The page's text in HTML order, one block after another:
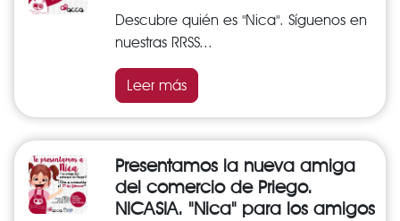
Descubre quién es "Nica". Síguenos en
nuestras RRSS...
Leer más
Presentamos la nueva amiga
del comercio de Priego.
NICASIA. "Nica" para los amigos